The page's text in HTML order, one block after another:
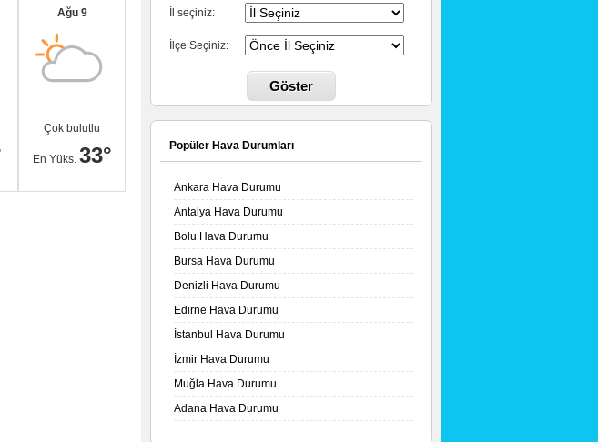
Ağu 9
Çok bulutlu
En Yüks. 33°
İl seçiniz:
İlçe Seçiniz:
Göster
Popüler Hava Durumları
Ankara Hava Durumu
Antalya Hava Durumu
Bolu Hava Durumu
Bursa Hava Durumu
Denizli Hava Durumu
Edirne Hava Durumu
İstanbul Hava Durumu
İzmir Hava Durumu
Muğla Hava Durumu
Adana Hava Durumu